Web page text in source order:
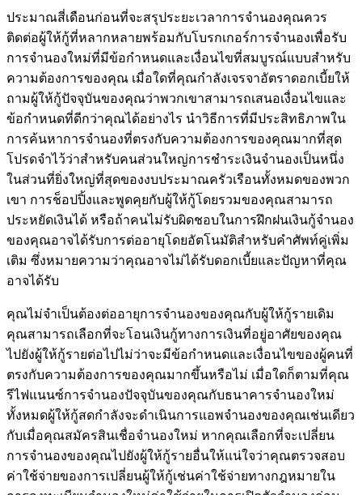
ประมาณสี่เดือนก่อนที่จะสรุประยะเวลาการจำนองคุณควร
ติดต่อผู้ให้กู้ที่หลากหลายพร้อมกับโบรกเกอร์การจำนองเพื่อรับ
การจำนองใหม่ที่มีข้อกำหนดและเงื่อนไขที่สมบูรณ์แบบสำหรับ
ความต้องการของคุณ เมื่อใดที่คุณกำลังเจรจาอัตราดอกเบี้ยให้
ถามผู้ให้กู้ปัจจุบันของคุณว่าพวกเขาสามารถเสนอเงื่อนไขและ
ข้อกำหนดที่ดีกว่าคุณได้อย่างไร นำวิธีการที่มีประสิทธิภาพใน
การค้นหาการจำนองที่ตรงกับความต้องการของคุณมากที่สุด
โปรดจำไว้ว่าสำหรับคนส่วนใหญ่การชำระเงินจำนองเป็นหนึ่ง
ในส่วนที่ยิ่งใหญ่ที่สุดของงบประมาณครัวเรือนทั้งหมดของพวก
เขา การช็อปปิ้งและพูดคุยกับผู้ให้กู้โดยรวมของคุณสามารถ
ประหยัดเงินได้ หรือถ้าคนไม่รับผิดชอบในการฝึกฝนเงินกู้จำนอง
ของคุณอาจได้รับการต่ออายุโดยอัตโนมัติสำหรับคำศัพท์คู่เพิ่ม
เติม ซึ่งหมายความว่าคุณอาจไม่ได้รับดอกเบี้ยและปัญหาที่คุณ
อาจได้รับ
คุณไม่จำเป็นต้องต่ออายุการจำนองของคุณกับผู้ให้กู้รายเดิม
คุณสามารถเลือกที่จะโอนเงินกู้ทางการเงินที่อยู่อาศัยของคุณ
ไปยังผู้ให้กู้รายต่อไปไม่ว่าจะมีข้อกำหนดและเงื่อนไขของผู้คนที่
ตรงกับความต้องการของคุณมากขึ้นหรือไม่ เมื่อใดก็ตามที่คุณ
รีไฟแนนซ์การจำนองปัจจุบันของคุณกับธนาคารจำนองใหม่
ทั้งหมดผู้ให้กู้สดกำลังจะดำเนินการแอพจำนองของคุณเช่นเดียว
กับเมื่อคุณสมัครสินเชื่อจำนองใหม่ หากคุณเลือกที่จะเปลี่ยน
การจำนองของคุณไปยังผู้ให้กู้รายอื่นให้แน่ใจว่าคุณตรวจสอบ
ค่าใช้จ่ายของการเปลี่ยนผู้ให้กู้เช่นค่าใช้จ่ายทางกฎหมายใน